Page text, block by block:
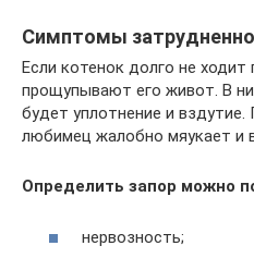
Симптомы
Если котенок долго не
прощупывают его живот. В
будет уплотнение и
любимец жалобно мяукает и
Определить запор можно
нервозность;